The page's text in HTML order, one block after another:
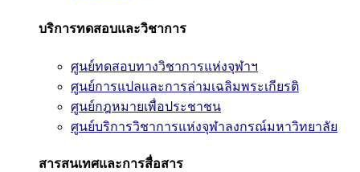
บริการทดสอบและวิชาการ
ศูนย์ทดสอบทางวิชาการแห่งจุฬาฯ
ศูนย์การแปลและการล่ามเฉลิมพระเกียรติ
ศูนย์กฎหมายเพื่อประชาชน
ศูนย์บริการวิชาการแห่งจุฬาลงกรณ์มหาวิทยาลัย
สารสนเทศและการสื่อสาร